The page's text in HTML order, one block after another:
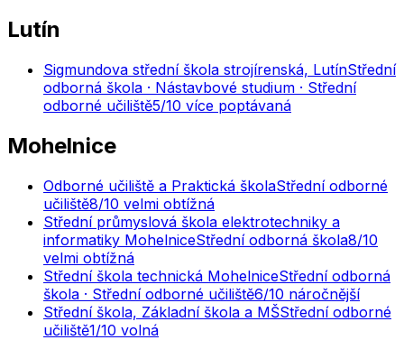
Lutín
Sigmundova střední škola strojírenská, LutínStřední
odborná škola · Nástavbové studium · Střední
odborné učiliště5/10 více poptávaná
Mohelnice
Odborné učiliště a Praktická školaStřední odborné
učiliště8/10 velmi obtížná
Střední průmyslová škola elektrotechniky a
informatiky MohelniceStřední odborná škola8/10
velmi obtížná
Střední škola technická MohelniceStřední odborná
škola · Střední odborné učiliště6/10 náročnější
Střední škola, Základní škola a MŠStřední odborné
učiliště1/10 volná